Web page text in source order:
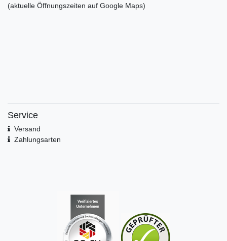
(aktuelle Öffnungszeiten auf Google Maps)
Service
Versand
Zahlungsarten